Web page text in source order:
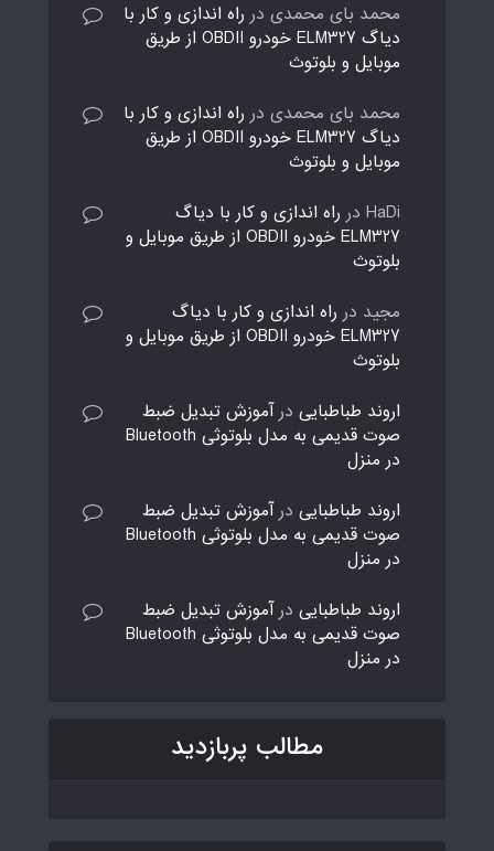
محمد بای محمدی در راه اندازی و کار با
دیاگ ELM327 خودرو OBDII از طریق
موبایل و بلوتوث
محمد بای محمدی در راه اندازی و کار با
دیاگ ELM327 خودرو OBDII از طریق
موبایل و بلوتوث
HaDi در راه اندازی و کار با دیاگ
ELM327 خودرو OBDII از طریق موبایل و
بلوتوث
مجید در راه اندازی و کار با دیاگ
ELM327 خودرو OBDII از طریق موبایل و
بلوتوث
اروند طباطبایی درآموزش تبدیل ضبط
صوت قدیمی به مدل بلوتوثی Bluetooth
در منزل
اروند طباطبایی درآموزش تبدیل ضبط
صوت قدیمی به مدل بلوتوثی Bluetooth
در منزل
اروند طباطبایی درآموزش تبدیل ضبط
صوت قدیمی به مدل بلوتوثی Bluetooth
در منزل
مطالب پربازدید